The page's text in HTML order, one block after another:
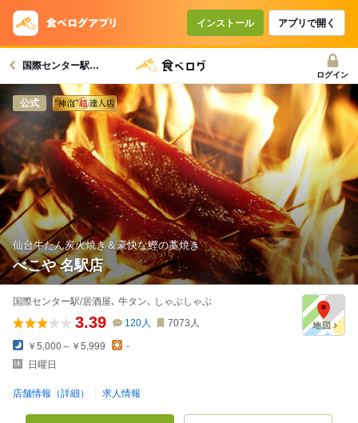
インストール アプリで開く
国際センター駅グルメへ
ログイン
公式
仙台牛たん炭火焼き＆豪快な鰹の藁焼き
べこや 名駅店
国際センター駅/居酒屋､ 牛タン､ しゃぶしゃぶ
3.39 120人 7073 人
￥5,000～￥5,999
-
日曜日
店舗情報（詳細） 求人情報